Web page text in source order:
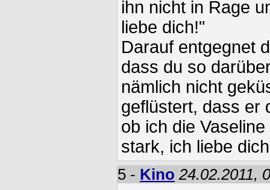
ihn nicht in Rage
liebe dich!"
Darauf entgegnet
dass du so
nämlich nicht
geflüstert, dass er
ob ich die
stark, ich liebe
5 - Kino 24.02.2011,